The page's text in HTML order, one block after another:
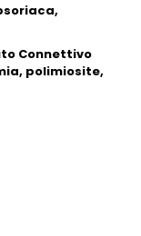
Connettivo
polimiosite,